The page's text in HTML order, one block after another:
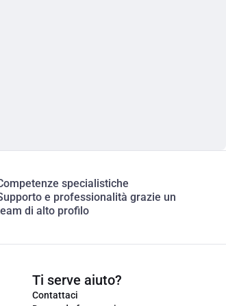
specialistiche
e professionalità grazie un
di alto profilo
Ti serve aiuto?
Contattaci